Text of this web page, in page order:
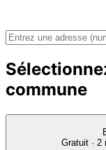
commune
Gratuit · 2